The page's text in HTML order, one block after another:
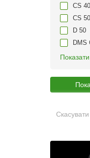
CS
CS
D 50
DMS
Скасувати